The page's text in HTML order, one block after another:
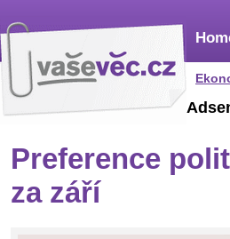
Preference
za září